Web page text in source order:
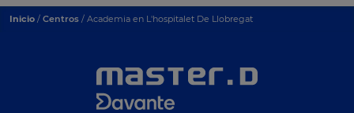
Inicio / Centros / Academia en L'hospitalet De Llobregat